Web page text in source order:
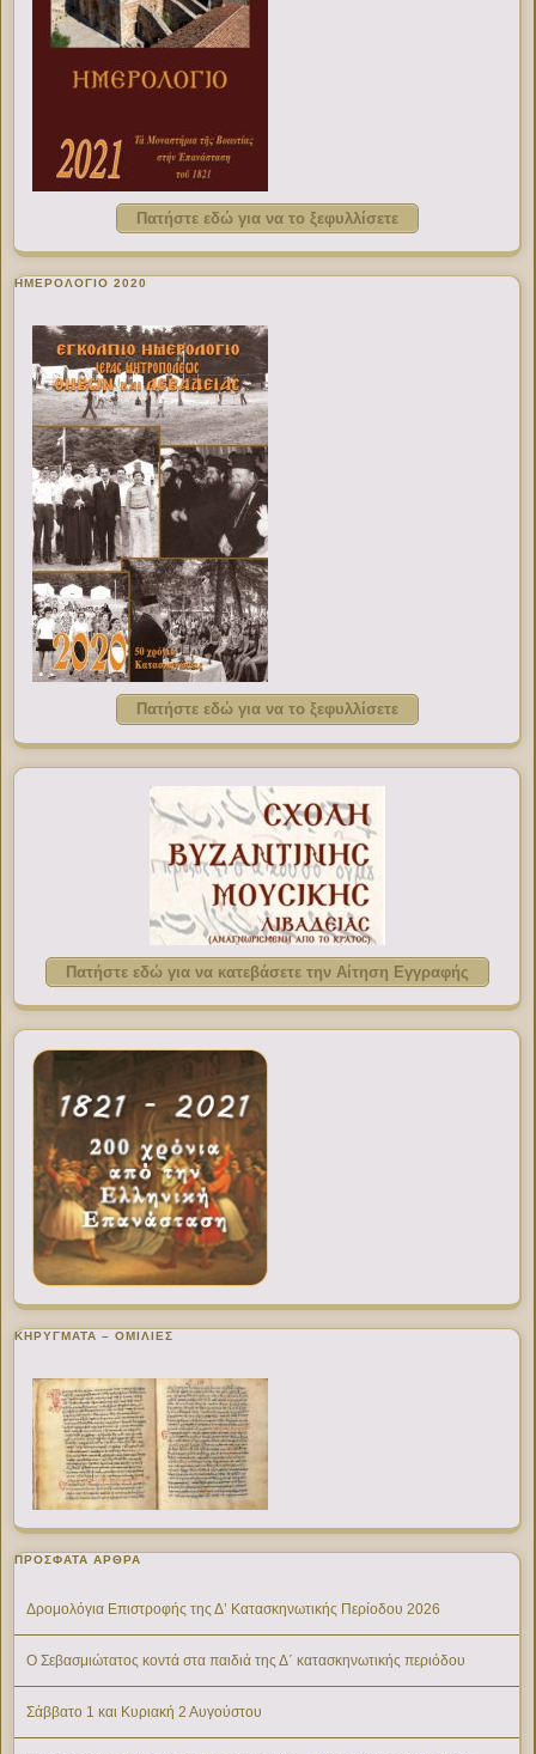
Πατήστε εδώ για να το ξεφυλλίσετε
ΗΜΕΡΟΛΟΓΙΟ 2020
Πατήστε εδώ για να το ξεφυλλίσετε
Πατήστε εδώ για να κατεβάσετε την Αίτηση Εγγραφής
ΚΗΡΥΓΜΑΤΑ – ΟΜΙΛΙΕΣ
ΠΡΌΣΦΑΤΑ ΆΡΘΡΑ
Δρομολόγια Επιστροφής της Δ’ Κατασκηνωτικής Περίοδου 2026
Ο Σεβασμιώτατος κοντά στα παιδιά της Δ΄ κατασκηνωτικής περιόδου
Σάββατο 1 και Κυριακή 2 Αυγούστου